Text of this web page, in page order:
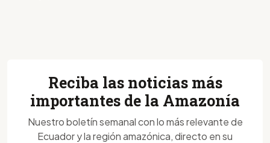
Reciba las noticias más
importantes de la Amazonía
Nuestro boletín semanal con lo más relevante de
Ecuador y la región amazónica, directo en su